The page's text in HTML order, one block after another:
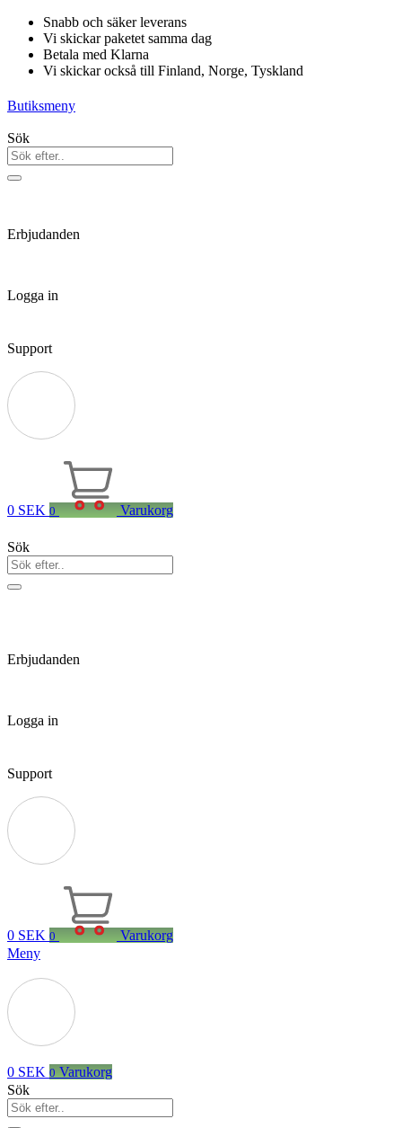
Hoppa
innehåll
Snabb och säker leverans
Vi skickar paketet samma dag
Betala med Klarna
Vi skickar också till Finland, Norge, Tyskland
Butiksmeny
Sök
Erbjudanden
Logga in
Support
0 SEK 0 Varukorg
Sök
Erbjudanden
Logga in
Support
0 SEK 0
Varukorg
Meny
0 SEK 0 Varukorg
Sök